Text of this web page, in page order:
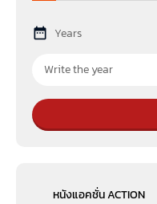
Years
หนังแอคชั่น ACTION